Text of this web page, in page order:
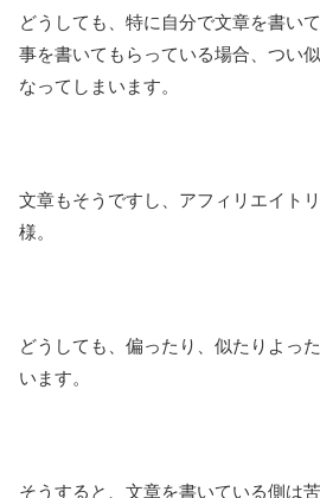
どうしても、特に自分で文章を書い
事を書いてもらっている場合、つい
なってしまいます。
文章もそうですし、アフィリエイト
様。
どうしても、偏ったり、似たりよっ
います。
そうすると、文章を書いている側は